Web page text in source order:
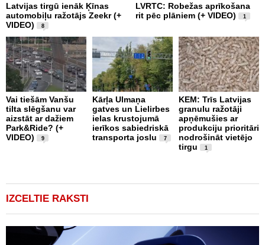
Latvijas tirgū ienāk Ķīnas
automobiļu ražotājs Zeekr (+
VIDEO)
8
LVRTC: Robežas aprīkošana
rit pēc plāniem (+ VIDEO)
1
Vai tiešām Vanšu
tilta slēgšanu var
aizstāt ar dažiem
Park&Ride? (+
VIDEO)
9
Kārļa Ulmaņa
gatves un Lielirbes
ielas krustojumā
ierīkos sabiedriskā
transporta joslu
7
KEM: Trīs Latvijas
granulu ražotāji
apņēmušies ar
produkciju prioritāri
nodrošināt vietējo
tirgu
1
IZCELTIE RAKSTI